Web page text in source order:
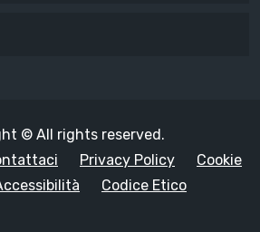
© All rights reserved.
Privacy Policy
Cookie
Codice Etico